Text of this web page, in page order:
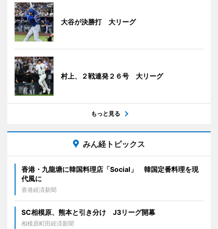
大谷が決勝打 大リーグ
村上、２戦連発２６号 大リーグ
もっと見る
みん経トピックス
香港・九龍塘に韓国料理店「Social」 韓国定番料理を現
代風に
香港経済新聞
SC相模原、熊本と引き分け J3リーグ開幕
相模原町田経済新聞